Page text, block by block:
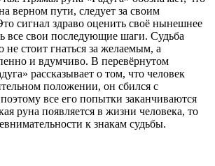
верном пути, следует за своим
сигнал здраво оценить своё нынешнее
все свои последующие шаги. Судьба
не стоит гнаться за желаемым, а
и вдумчиво. В перевёрнутом
рассказывает о том, что человек
положении, он сбился с
все его попытки заканчиваются
руна появляется в жизни человека, то
к знакам судьбы.